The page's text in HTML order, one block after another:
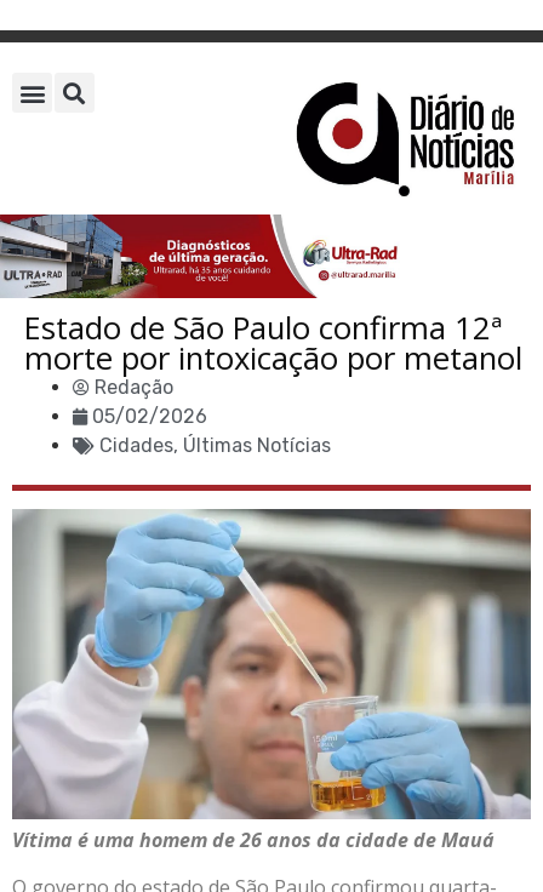
Estado de São Paulo confirma 12ª
morte por intoxicação por metanol
Redação
05/02/2026
Cidades, Últimas Notícias
Vítima é uma homem de 26 anos da cidade de Mauá